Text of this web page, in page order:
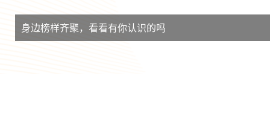
身边榜样齐聚，看看有你认识的吗